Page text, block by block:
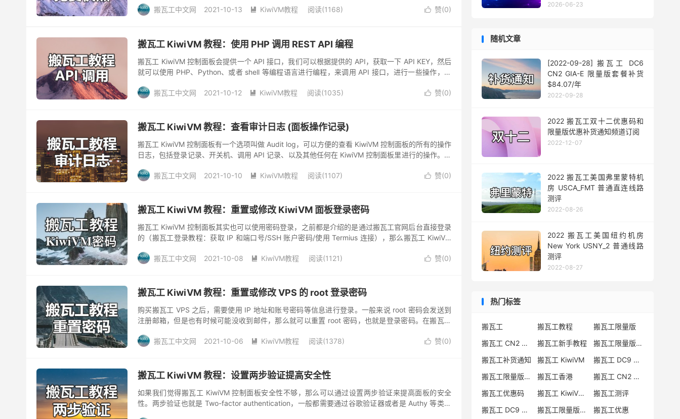
搬瓦工中文网
2021-10-13  KiwiVM教程 阅读(1168)  赞(0)
搬瓦工 KiwiVM 教程：使用 PHP 调用 REST API 编程
搬瓦工 KiwiVM 控制面板会提供一个 API 接口，我们可以根据提供的 API，获取一下 API KEY，然后
就可以使用 PHP、Python、或者 shell 等编程语言进行编程，来调用 API 接口，进行一些操作，比
搬瓦工中文网
2021-10-12  KiwiVM教程 阅读(1035)  赞(0)
搬瓦工 KiwiVM 教程：查看审计日志 (面板操作记录)
搬瓦工 KiwiVM 控制面板有一个选项叫做 Audit log，可以方便的查看 KiwiVM 控制面板的所有的操作
日志，包括登录记录、开关机、调用 API 记录、以及其他任何在 KiwiVM 控制面板里进行的操作。这
搬瓦工中文网
2021-10-10  KiwiVM教程 阅读(1107)  赞(0)
搬瓦工 KiwiVM 教程：重置或修改 KiwiVM 面板登录密码
搬瓦工 KiwiVM 控制面板其实也可以使用密码登录，之前都是介绍的是通过搬瓦工官网后台直接登录
的（搬瓦工登录教程：获取 IP 和端口号/SSH 账户密码/使用 Termius 连接），那么搬瓦工 KiwiVM
搬瓦工中文网
2021-10-08  KiwiVM教程 阅读(1121)  赞(0)
搬瓦工 KiwiVM 教程：重置或修改 VPS 的 root 登录密码
购买搬瓦工 VPS 之后，需要使用 IP 地址和账号密码等信息进行登录。一般来说 root 密码会发送到
注册邮箱，但是也有时候可能没收到邮件，那么就可以重置 root 密码，也就是登录密码。在搬瓦工
搬瓦工中文网
2021-10-06  KiwiVM教程 阅读(1378)  赞(0)
搬瓦工 KiwiVM 教程：设置两步验证提高安全性
如果我们觉得搬瓦工 KiwiVM 控制面板安全性不够，那么可以通过设置两步验证来提高面板的安全
性。两步验证也就是 Two-factor authentication，一般都需要通过谷歌验证器或者是 Authy 等类似
2026-06-23
随机文章
[2022-09-28] 搬瓦工 DC6
CN2 GIA-E 限量版套餐补货
$84.07/年
2022-09-28
2022 搬瓦工双十二优惠码和
限量版优惠补货通知频道订阅
2022-12-07
2022 搬瓦工美国弗里蒙特机
房 USCA_FMT 普通直连线路
测评
2022-08-26
2022 搬瓦工美国纽约机房
New York USNY_2 普通线路
测评
2022-08-27
热门标签
搬瓦工 搬瓦工教程
搬瓦工限量版
搬瓦工 CN2 GIA
搬瓦工新手教程
搬瓦工限量版套餐
搬瓦工补货通知
搬瓦工 KiwiVM
搬瓦工 DC9 CN2 GIA
搬瓦工限量版补货
搬瓦工香港
搬瓦工 CN2 GIA-E
搬瓦工优惠码
搬瓦工 KiwiVM 教程
搬瓦工测评
搬瓦工 DC9 CN2 GIA 限量版
搬瓦工限量版补货通知
搬瓦工优惠